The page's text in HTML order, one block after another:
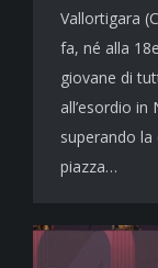
Vallortigara
fa, né alla
giovane di
all’esordio
superando
piazza…